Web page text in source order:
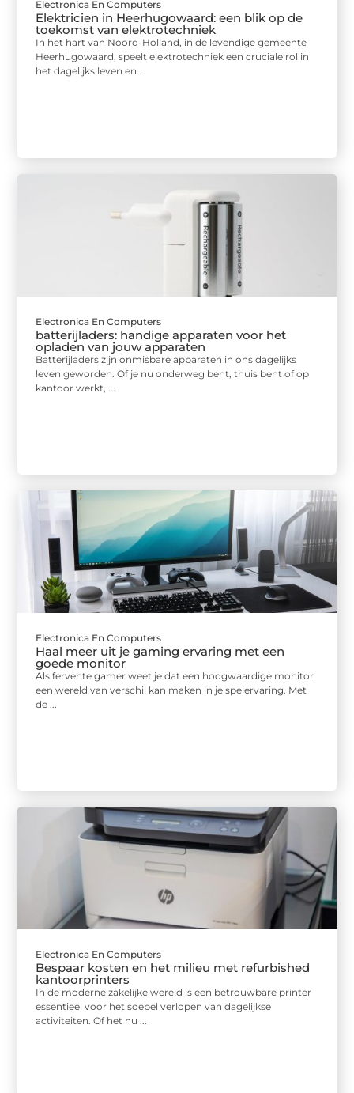
Electronica En Computers
Elektricien in Heerhugowaard: een blik op de
toekomst van elektrotechniek
In het hart van Noord-Holland, in de levendige gemeente
Heerhugowaard, speelt elektrotechniek een cruciale rol in
het dagelijks leven en ...
Electronica En Computers
batterijladers: handige apparaten voor het
opladen van jouw apparaten
Batterijladers zijn onmisbare apparaten in ons dagelijks
leven geworden. Of je nu onderweg bent, thuis bent of op
kantoor werkt, ...
Electronica En Computers
Haal meer uit je gaming ervaring met een
goede monitor
Als fervente gamer weet je dat een hoogwaardige monitor
een wereld van verschil kan maken in je spelervaring. Met
de ...
Electronica En Computers
Bespaar kosten en het milieu met refurbished
kantoorprinters
In de moderne zakelijke wereld is een betrouwbare printer
essentieel voor het soepel verlopen van dagelijkse
activiteiten. Of het nu ...